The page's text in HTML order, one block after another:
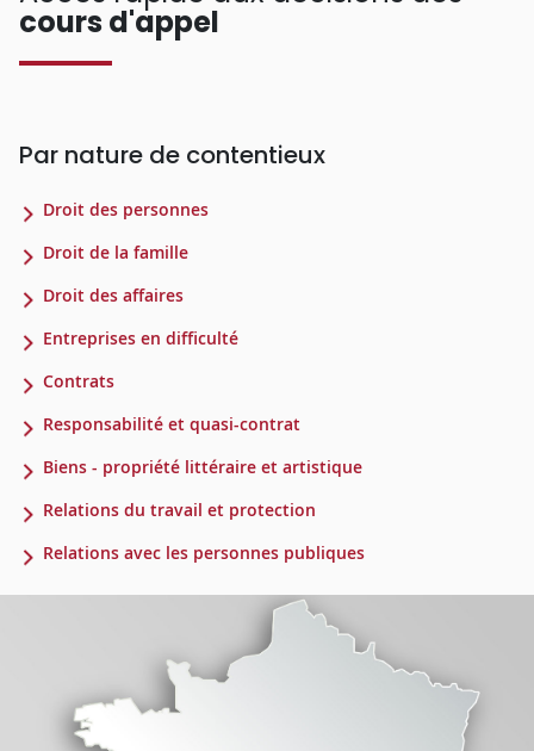
cours d'appel
Par nature de contentieux
Droit des personnes
Droit de la famille
Droit des affaires
Entreprises en difficulté
Contrats
Responsabilité et quasi-contrat
Biens - propriété littéraire et artistique
Relations du travail et protection
Relations avec les personnes publiques